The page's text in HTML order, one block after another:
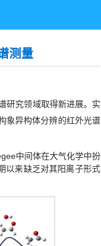
测量
研究领域取得新进展。实
象异构体分辨的红外光谱
中间体在大气化学中扮
以来缺乏对其阳离子形式